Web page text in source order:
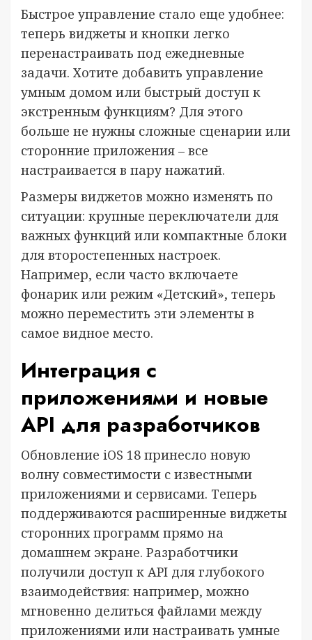
Быстрое управление стало еще удобнее:
теперь виджеты и кнопки легко
перенастраивать под ежедневные
задачи. Хотите добавить управление
умным домом или быстрый доступ к
экстренным функциям? Для этого
больше не нужны сложные сценарии или
сторонние приложения – все
настраивается в пару нажатий.
Размеры виджетов можно изменять по
ситуации: крупные переключатели для
важных функций или компактные блоки
для второстепенных настроек.
Например, если часто включаете
фонарик или режим «Детский», теперь
можно переместить эти элементы в
самое видное место.
Интеграция с
приложениями и новые
API для разработчиков
Обновление iOS 18 принесло новую
волну совместимости с известными
приложениями и сервисами. Теперь
поддерживаются расширенные виджеты
сторонних программ прямо на
домашнем экране. Разработчики
получили доступ к API для глубокого
взаимодействия: например, можно
мгновенно делиться файлами между
приложениями или настраивать умные